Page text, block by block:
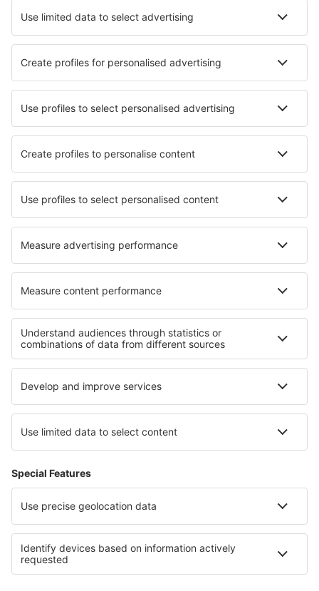
Transzferek
Látnivalók
Sportesemények
Tudjon meg többet
Legalacsonyabb ár garancia
Légitársaságok
Ryanair
Wizz Air
Lufthansa
Eurowings
easyJet
eSky
Felhasználási feltételek
Foglalásaim
Adatvédelmi Irányelvek
Segítség és kapcsolat
Országok
Nemzetközi weboldalak
eSky.eu eSky.com eDestinos.com